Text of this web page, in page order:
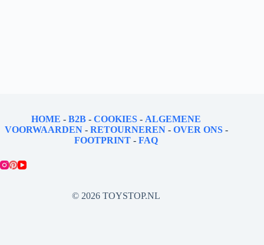
HOME -B2B -COOKIES - ALGEMENE
VOORWAARDEN- RETOURNEREN- OVER ONS-
FOOTPRINT -FAQ
© 2026 TOYSTOP.NL